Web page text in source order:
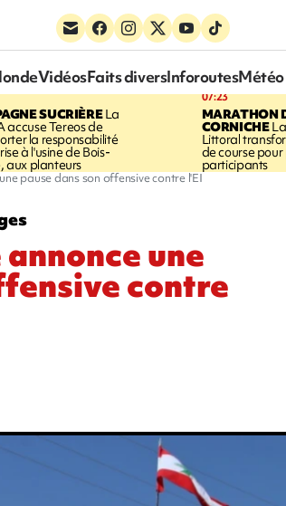
VidéosFaits diversInforoutesMétéo
SUCRIÈRELa
accuse Tereos de
la responsabilité
à l'usine de Bois-
aux planteurs
07:23
MARATHON
CORNICHE
Littoral
de course
participants
pause dans son offensive contre l'EI
une
contre